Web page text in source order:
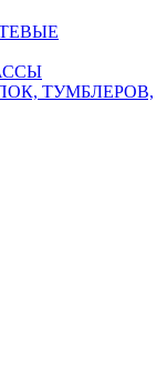
ТУМБЛЕРОВ,